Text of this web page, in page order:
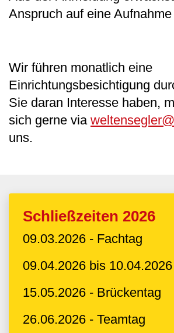
Anspruch auf eine
Wir führen monatlich eine
Einrichtungsbesichtigung
Sie daran Interesse haben,
sich gerne via
uns.
Schließzeiten 2026
09.03.2026 - Fachtag
09.04.2026 bis
15.05.2026 - Brückentag
26.06.2026 - Teamtag